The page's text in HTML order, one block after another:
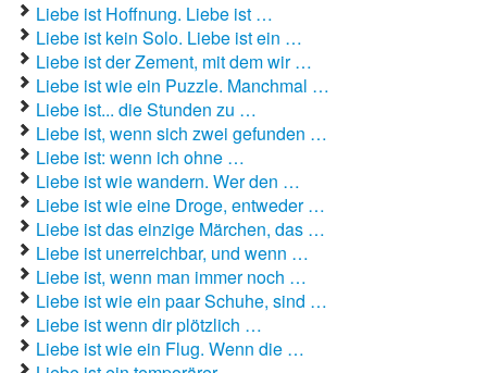
Liebesgedichte
Liebesgrüße
Liebeslieder
Liebestexte
Liebeszauber
Partnerschaft / Beziehung
erstes Date
Traumfrau / Traummann finden
Zufallsspruch
Liebe ist Hoffnung. Liebe ist …
Liebe ist kein Solo. Liebe ist ein …
Liebe ist der Zement, mit dem wir …
Liebe ist wie ein Puzzle. Manchmal …
Liebe ist... die Stunden zu …
Liebe ist, wenn sich zwei gefunden …
Liebe ist: wenn ich ohne …
Liebe ist wie wandern. Wer den …
Liebe ist wie eine Droge, entweder …
Liebe ist das einzige Märchen, das …
Liebe ist unerreichbar, und wenn …
Liebe ist, wenn man immer noch …
Liebe ist wie ein paar Schuhe, sind …
Liebe ist wenn dir plötzlich …
Liebe ist wie ein Flug. Wenn die …